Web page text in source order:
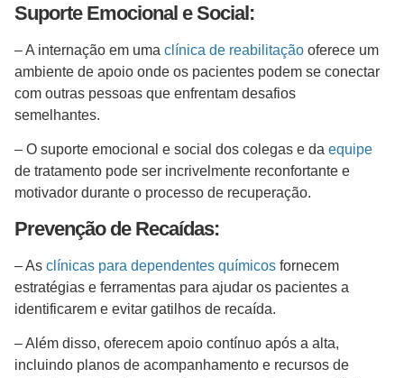
Suporte Emocional e Social:
– A internação em uma clínica de reabilitação oferece um
ambiente de apoio onde os pacientes podem se conectar
com outras pessoas que enfrentam desafios
semelhantes.
– O suporte emocional e social dos colegas e da equipe
de tratamento pode ser incrivelmente reconfortante e
motivador durante o processo de recuperação.
Prevenção de Recaídas:
– As clínicas para dependentes químicos fornecem
estratégias e ferramentas para ajudar os pacientes a
identificarem e evitar gatilhos de recaída.
– Além disso, oferecem apoio contínuo após a alta,
incluindo planos de acompanhamento e recursos de